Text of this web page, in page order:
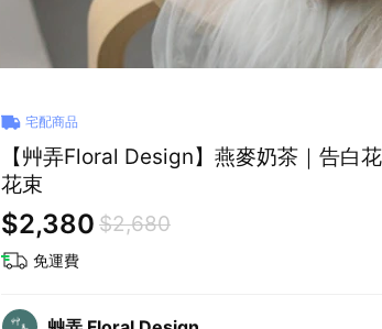
宅配商品
【艸弄Floral Design】燕麥奶茶｜告白
花束
$2,380 $2,680
免運費